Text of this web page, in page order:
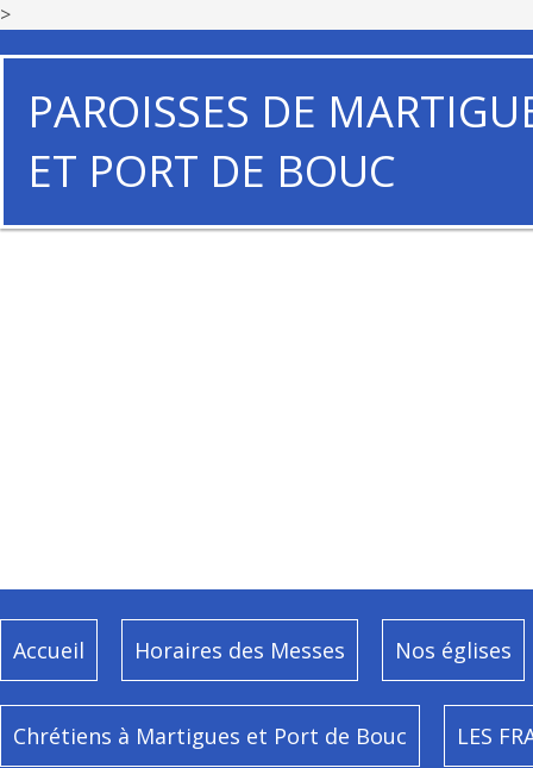
>
PAROISSES DE
ET PORT DE BOUC
Accueil Horaires des Messes Nos églises
Chrétiens à Martigues et Port de Bouc LES